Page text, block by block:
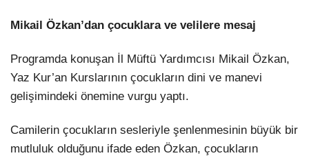
Mikail Özkan’dan çocuklara ve velilere mesaj
Programda konuşan İl Müftü Yardımcısı Mikail Özkan,
Yaz Kur’an Kurslarının çocukların dini ve manevi
gelişimindeki önemine vurgu yaptı.
Camilerin çocukların sesleriyle şenlenmesinin büyük bir
mutluluk olduğunu ifade eden Özkan, çocukların